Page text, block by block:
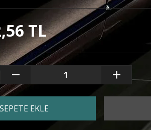
TL
SEPETE EKLE